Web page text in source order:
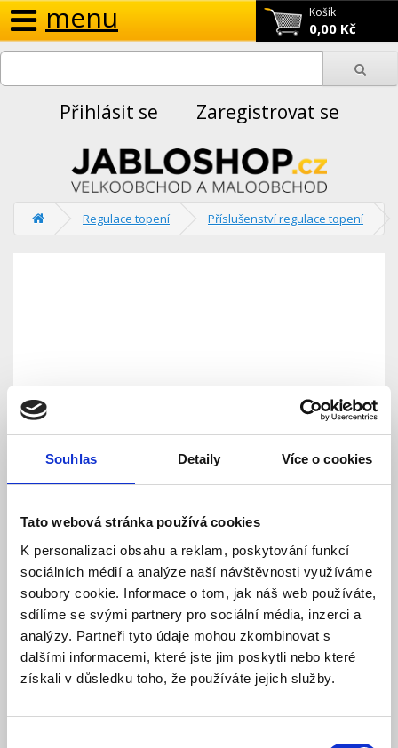
Souhlas Detaily Více o cookies
Tato webová stránka používá cookies
K personalizaci obsahu a reklam, poskytování funkcí
sociálních médií a analýze naší návštěvnosti využíváme
soubory cookie. Informace o tom, jak náš web používáte,
sdílíme se svými partnery pro sociální média, inzerci a
analýzy. Partneři tyto údaje mohou zkombinovat s
dalšími informacemi, které jste jim poskytli nebo které
získali v důsledku toho, že používáte jejich služby.
Košík
0,00 Kč
menu
Přihlásit se Zaregistrovat se
Regulace topení Příslušenství regulace topení
CP-201T-NW Snímač teploty
Model: CP-201T-NW | Výrobce:Jablotron